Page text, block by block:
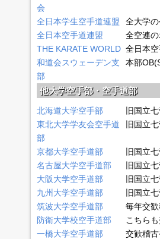
会
全日本学生空手道連盟
全大学
全日本空手道連盟
全空連
THE KARATE WORLD 全日本
和道会スウェーデン支
部
本部
他大学空手部・空手道部
北海道大学空手部
旧国立
東北大学学友会空手道
部
旧国立
京都大学空手道部
旧国立
名古屋大学空手道部
旧国立
大阪大学空手道部
旧国立
九州大学空手道部
旧国立
筑波大学空手道部
毎年交
防衛大学校空手道部
こちら
一橋大学空手道部
交歓稽